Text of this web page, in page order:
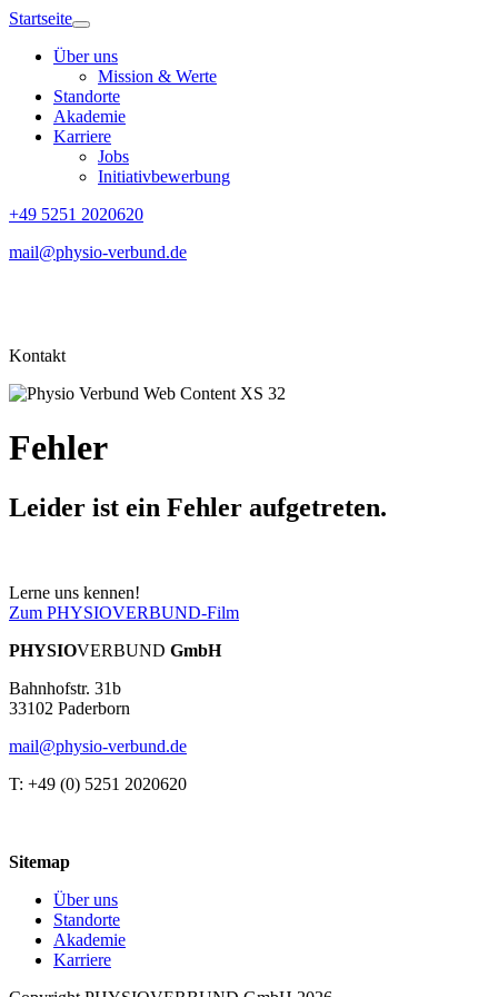
Startseite
Über uns
Mission & Werte
Standorte
Akademie
Karriere
Jobs
Initiativbewerbung
+49 5251 2020620
mail@physio-verbund.de
Kontakt
Fehler
Leider ist ein Fehler aufgetreten.
Lerne uns kennen!
Zum PHYSIOVERBUND-Film
PHYSIOVERBUND GmbH
Bahnhofstr. 31b
33102 Paderborn
mail@physio-verbund.de
T: +49 (0) 5251 2020620
Sitemap
Über uns
Standorte
Akademie
Karriere